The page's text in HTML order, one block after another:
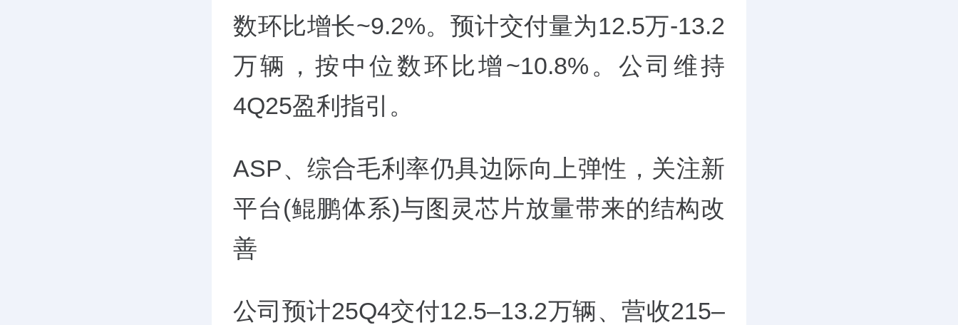
数环比增长~9.2%。预计交付量为12.5万-13.2
万辆，按中位数环比增~10.8%。公司维持
4Q25盈利指引。
ASP、综合毛利率仍具边际向上弹性，关注新
平台(鲲鹏体系)与图灵芯片放量带来的结构改
善
公司预计25Q4交付12.5–13.2万辆、营收215–